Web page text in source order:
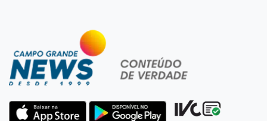
Agregado
Inter perde para o Corinthians mas avança às
quartas da Copa do Brasil
Vitória goleia Athletico-PR por 4 a 0 e avança